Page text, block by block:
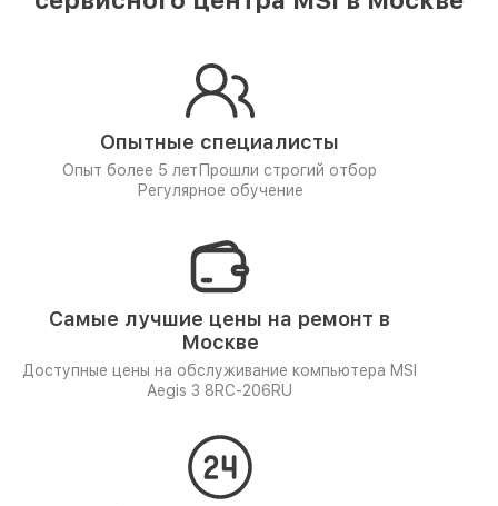
Опытные специалисты
Опыт более 5 лет Прошли строгий отбор
Регулярное обучение
Самые лучшие цены на ремонт в
Москве
Доступные цены на обслуживание компьютера MSI
Aegis 3 8RC-206RU